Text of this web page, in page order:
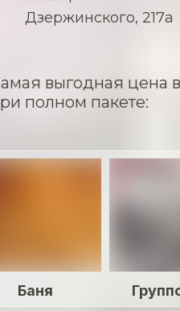
Дзержинского, 217а
Баня
выгодная цена
полном пакете: